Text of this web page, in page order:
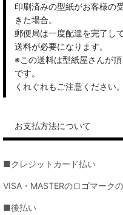
印刷済みの型紙がお客様の
きた場合。
郵便局は一度配達を完了し
送料が必要になります。
※この送料は型紙屋さんが
です。
くれぐれもご注意ください。
お支払方法について
■クレジットカード払い
VISA・MASTERのロゴマーク
■後払い